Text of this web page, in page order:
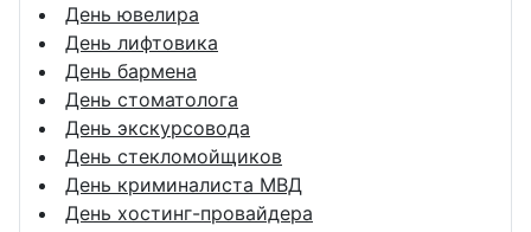
День ювелира
День лифтовика
День бармена
День стоматолога
День экскурсовода
День стекломойщиков
День криминалиста МВД
День хостинг-провайдера